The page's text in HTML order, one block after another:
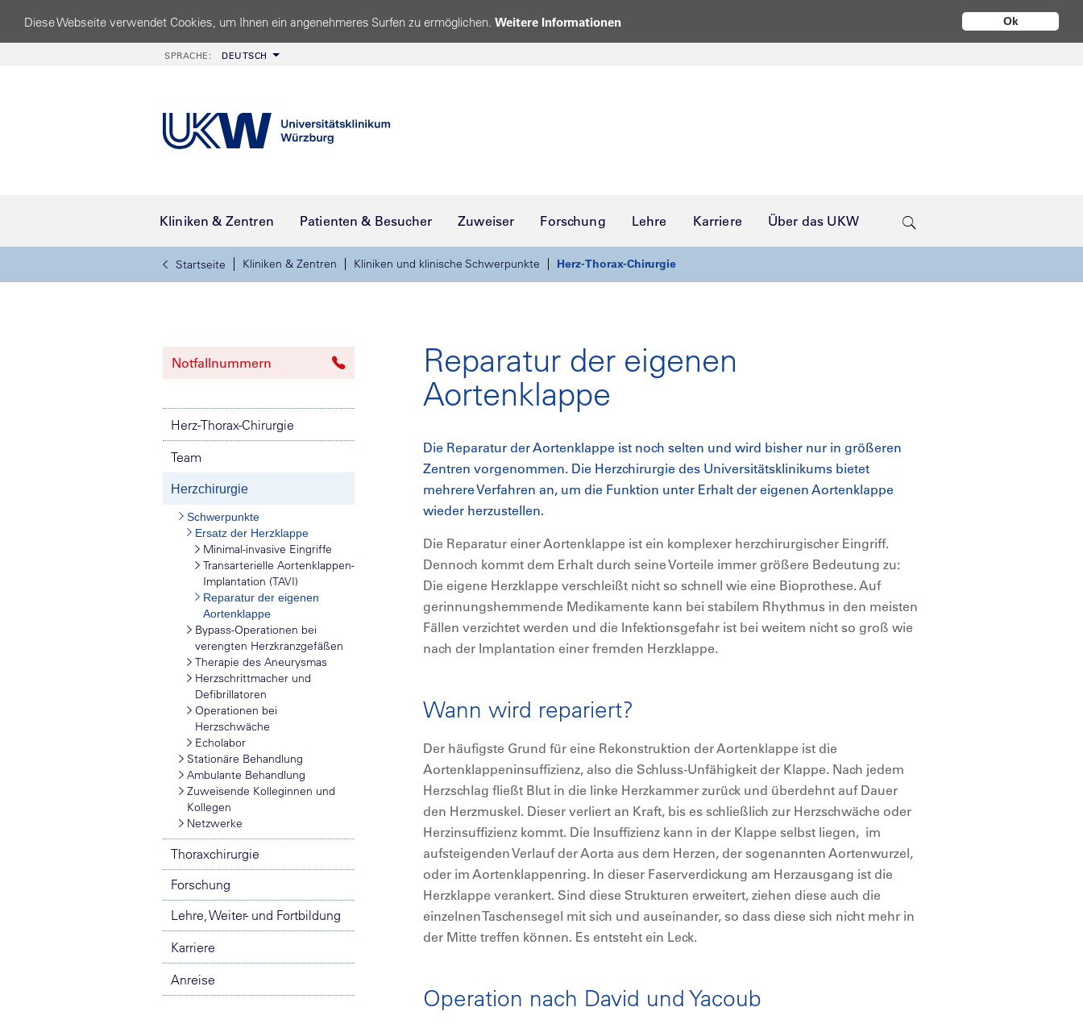
Ok
Diese Webseite verwendet Cookies, um Ihnen ein angenehmeres Surfen zu ermöglichen. Weitere Informationen
SPRACHE: DEUTSCH
Kliniken & Zentren Patienten & Besucher Zuweiser Forschung Lehre Karriere Über das UKW
Startseite Kliniken & Zentren Kliniken und klinische Schwerpunkte Herz-Thorax-Chirurgie
Notfallnummern
Herz-Thorax-Chirurgie
Team
Herzchirurgie
Schwerpunkte
Ersatz der Herzklappe
Minimal-invasive Eingriffe
Transarterielle Aortenklappen-
Implantation (TAVI)
Reparatur der eigenen
Aortenklappe
Bypass-Operationen bei
verengten Herzkranzgefäßen
Therapie des Aneurysmas
Herzschrittmacher und
Defibrillatoren
Operationen bei
Herzschwäche
Echolabor
Stationäre Behandlung
Ambulante Behandlung
Zuweisende Kolleginnen und
Kollegen
Netzwerke
Thoraxchirurgie
Forschung
Lehre, Weiter- und Fortbildung
Karriere
Anreise
Reparatur der eigenen
Aortenklappe
Die Reparatur der Aortenklappe ist noch selten und wird bisher nur in größeren
Zentren vorgenommen. Die Herzchirurgie des Universitätsklinikums bietet
mehrere Verfahren an, um die Funktion unter Erhalt der eigenen Aortenklappe
wieder herzustellen.
Die Reparatur einer Aortenklappe ist ein komplexer herzchirurgischer Eingriff.
Dennoch kommt dem Erhalt durch seine Vorteile immer größere Bedeutung zu:
Die eigene Herzklappe verschleißt nicht so schnell wie eine Bioprothese. Auf
gerinnungshemmende Medikamente kann bei stabilem Rhythmus in den meisten
Fällen verzichtet werden und die Infektionsgefahr ist bei weitem nicht so groß wie
nach der Implantation einer fremden Herzklappe.
Wann wird repariert?
Der häufigste Grund für eine Rekonstruktion der Aortenklappe ist die
Aortenklappeninsuffizienz, also die Schluss-Unfähigkeit der Klappe. Nach jedem
Herzschlag fließt Blut in die linke Herzkammer zurück und überdehnt auf Dauer
den Herzmuskel. Dieser verliert an Kraft, bis es schließlich zur Herzschwäche oder
Herzinsuffizienz kommt. Die Insuffizienz kann in der Klappe selbst liegen, im
aufsteigenden Verlauf der Aorta aus dem Herzen, der sogenannten Aortenwurzel,
oder im Aortenklappenring. In dieser Faserverdickung am Herzausgang ist die
Herzklappe verankert. Sind diese Strukturen erweitert, ziehen diese auch die
einzelnen Taschensegel mit sich und auseinander, so dass diese sich nicht mehr in
der Mitte treffen können. Es entsteht ein Leck.
Operation nach David und Yacoub